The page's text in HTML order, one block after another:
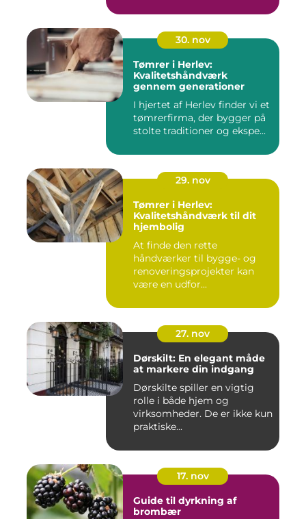
30. nov
Tømrer i Herlev:
Kvalitetshåndværk
gennem generationer
I hjertet af Herlev finder vi et
tømrerfirma, der bygger på
stolte traditioner og ekspe...
29. nov
Tømrer i Herlev:
Kvalitetshåndværk til dit
hjembolig
At finde den rette
håndværker til bygge- og
renoveringsprojekter kan
være en udfor...
27. nov
Dørskilt: En elegant måde
at markere din indgang
Dørskilte spiller en vigtig
rolle i både hjem og
virksomheder. De er ikke kun
praktiske...
17. nov
Guide til dyrkning af
brombær